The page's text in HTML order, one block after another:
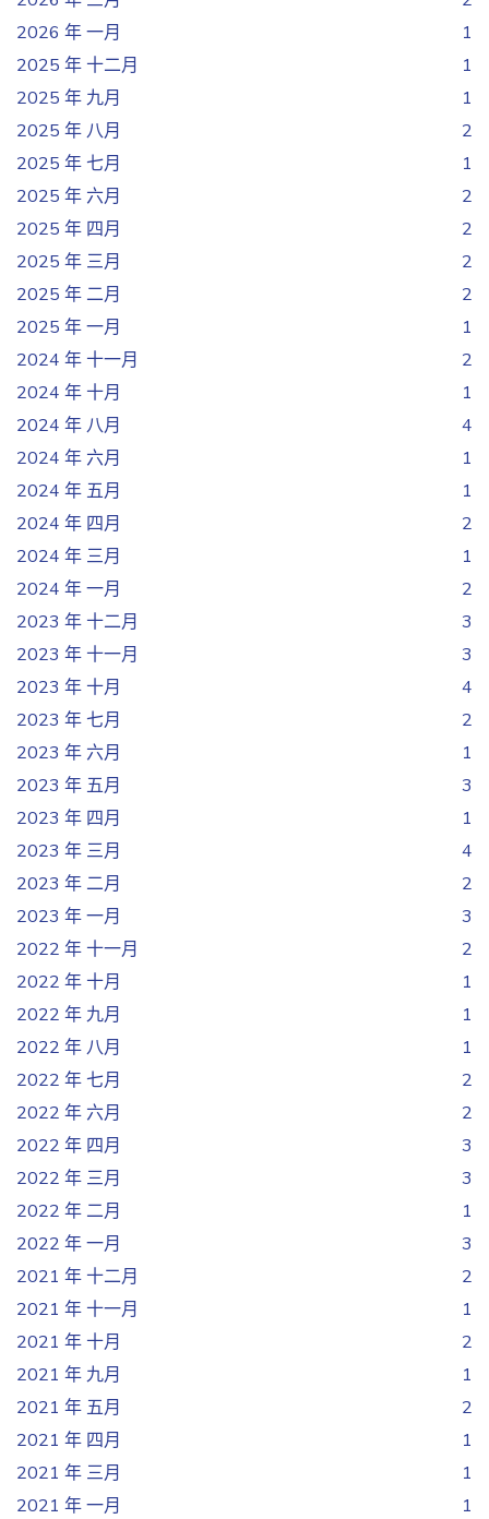
2026 年 一月
1
2025 年 十二月
1
2025 年 九月
1
2025 年 八月
2
2025 年 七月
1
2025 年 六月
2
2025 年 四月
2
2025 年 三月
2
2025 年 二月
2
2025 年 一月
1
2024 年 十一月
2
2024 年 十月
1
2024 年 八月
4
2024 年 六月
1
2024 年 五月
1
2024 年 四月
2
2024 年 三月
1
2024 年 一月
2
2023 年 十二月
3
2023 年 十一月
3
2023 年 十月
4
2023 年 七月
2
2023 年 六月
1
2023 年 五月
3
2023 年 四月
1
2023 年 三月
4
2023 年 二月
2
2023 年 一月
3
2022 年 十一月
2
2022 年 十月
1
2022 年 九月
1
2022 年 八月
1
2022 年 七月
2
2022 年 六月
2
2022 年 四月
3
2022 年 三月
3
2022 年 二月
1
2022 年 一月
3
2021 年 十二月
2
2021 年 十一月
1
2021 年 十月
2
2021 年 九月
1
2021 年 五月
2
2021 年 四月
1
2021 年 三月
1
2021 年 一月
1